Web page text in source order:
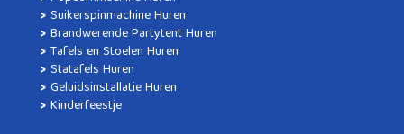
Suikerspinmachine Huren
Brandwerende Partytent Huren
Tafels en Stoelen Huren
Statafels Huren
Geluidsinstallatie Huren
Kinderfeestje